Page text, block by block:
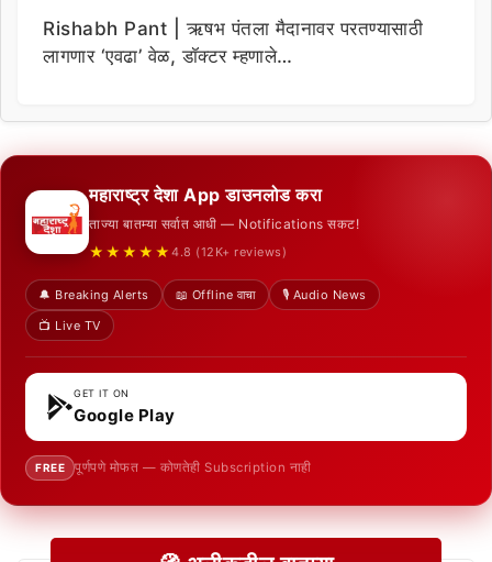
Rishabh Pant | ऋषभ पंतला मैदानावर परतण्यासाठी
लागणार ‘एवढा’ वेळ, डॉक्टर म्हणाले…
महाराष्ट्र देशा App डाउनलोड करा
ताज्या बातम्या सर्वात आधी — Notifications सकट!
★★★★★ 4.8 (12K+ reviews)
🔔 Breaking Alerts 📖 Offline वाचा
🎙️ Audio News
📺 Live TV
GET IT ON
Google Play
FREE पूर्णपणे मोफत — कोणतेही Subscription नाही